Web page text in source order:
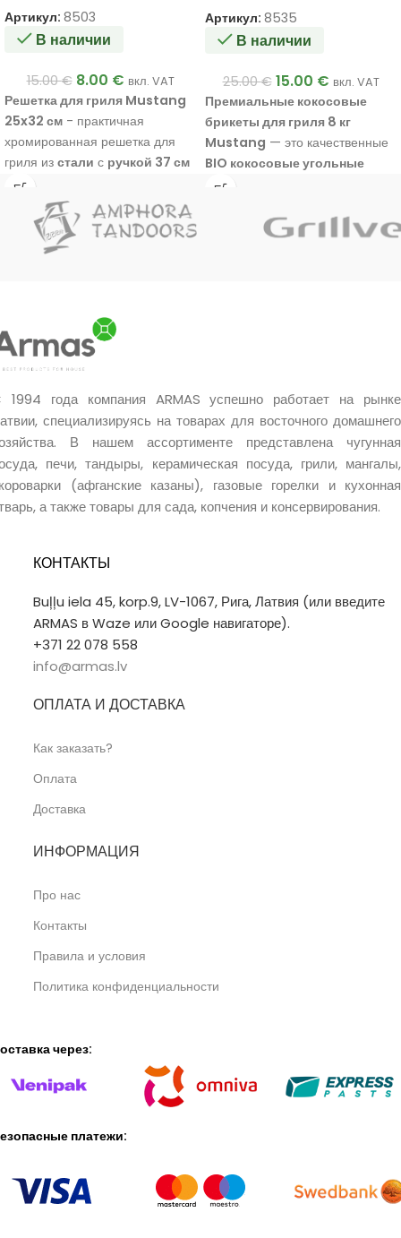
Артикул: 8503
В наличии
15.00€ 8.00 € вкл. VAT
Решетка для гриля Mustang
25x32 см - практичная
хромированная решетка для
гриля из стали с ручкой 37 см
из эвкалиптового дерева.
Подходит для овощей, рыбы и
мяса.
Артикул: 8535
В наличии
25.00€ 15.00 € вкл. VAT
Премиальные кокосовые
брикеты для гриля 8 кг
Mustang — это качественные
BIO кокосовые угольные
брикеты
кокосовой скорлупы. Они
отличным выбором для более
удобного и качественного
гриллинга.
1994 года компания ARMAS успешно работает на рынке
специализируясь на товарах для восточного домашнего
В нашем ассортименте представлена чугунная
печи, тандыры, керамическая посуда, грили, мангалы,
(афганские казаны), газовые горелки и кухонная
а также товары для сада, копчения и консервирования.
КОНТАКТЫ
Buļļu iela 45, korp.9, LV-1067, Рига, Латвия (или введите
ARMAS в Waze или Google навигаторе).
+371 22 078 558
info@armas.lv
ОПЛАТА И ДОСТАВКА
Как заказать?
Оплата
Доставка
ИНФОРМАЦИЯ
Про нас
Контакты
Правила и условия
Политика конфиденциальности
через:
платежи: